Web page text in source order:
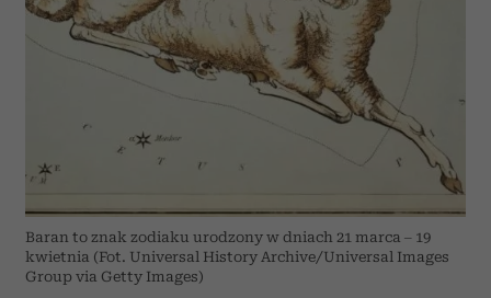
Baran to znak zodiaku urodzony w dniach 21 marca – 19
kwietnia (Fot. Universal History Archive/Universal Images
Group via Getty Images)